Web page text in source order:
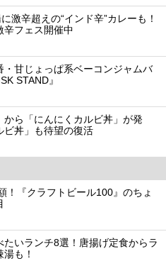
激辛超えの“インド辛”カレーも！
辛フェス開催中
・甘じょっぱ系ベーコンジャムバ
STAND』
から「にんにくカルビ丼」が発
ビ丼」も待望の復活
！『クラフトビール100』のちょ
たいランチ8選！唐揚げ定食からラ
も！